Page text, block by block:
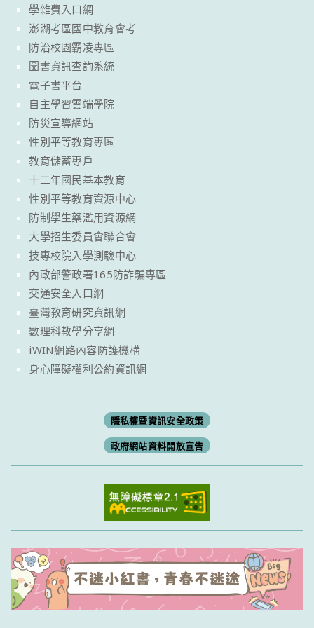
學雜費入口網
澎湖考區國中教育會考
防治校園霸凌專區
圖書資訊查詢系統
電子書平台
自主學習雲端學院
防災宣導網站
性別平等教育專區
教育儲蓄專戶
十二年國民基本教育
性別平等教育資源中心
防制學生藥濫用資源網
大學招生委員會聯合會
技專校院入學測驗中心
內政部警政署165防詐騙專區
交通安全入口網
臺灣教育研究資訊網
數理科教學分享網
iWIN網路內容防護機構
身心障礙權利公約資訊網
隱私權暨資訊安全政策
政府網站資料開放宣告